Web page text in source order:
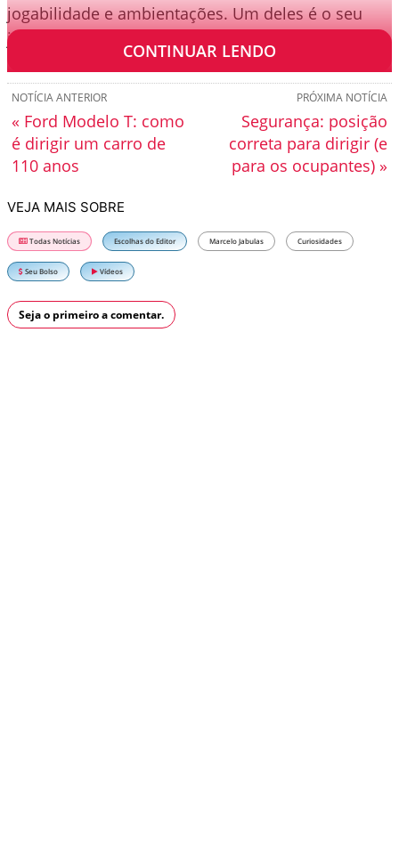
jogabilidade e ambientações. Um deles é o seu
jogo de carro.
CONTINUAR LENDO
PRÓXIMA NOTÍCIA
Segurança: posição
correta para dirigir (e
para os ocupantes) »
NOTÍCIA ANTERIOR
« Ford Modelo T: como
é dirigir um carro de
110 anos
VEJA MAIS SOBRE
Todas Notícias Escolhas do Editor Marcelo Jabulas Curiosidades
Seu Bolso Vídeos
Seja o primeiro a comentar.